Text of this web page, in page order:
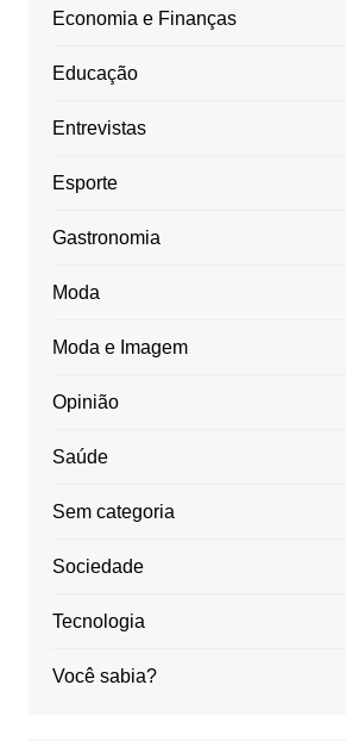
Economia e Finanças
Educação
Entrevistas
Esporte
Gastronomia
Moda
Moda e Imagem
Opinião
Saúde
Sem categoria
Sociedade
Tecnologia
Você sabia?